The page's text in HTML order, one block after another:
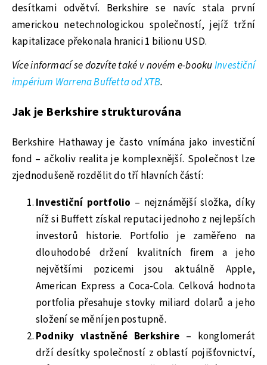
desítkami odvětví. Berkshire se navíc stala první
americkou netechnologickou společností, jejíž tržní
kapitalizace překonala hranici 1 bilionu USD.
Více informací se dozvíte také v novém e-bookuInvestiční
impérium Warrena Buffetta od XTB.
Jak je Berkshire strukturována
Berkshire Hathaway je často vnímána jako investiční
fond – ačkoliv realita je komplexnější. Společnost lze
zjednodušeně rozdělit do tří hlavních částí:
Investiční portfolio – nejznámější složka, díky
níž si Buffett získal reputaci jednoho z nejlepších
investorů historie. Portfolio je zaměřeno na
dlouhodobé držení kvalitních firem a jeho
největšími pozicemi jsou aktuálně Apple,
American Express a Coca-Cola. Celková hodnota
portfolia přesahuje stovky miliard dolarů a jeho
složení se mění jen postupně.
Podniky vlastněné Berkshire– konglomerát
drží desítky společností z oblastí pojišťovnictví,